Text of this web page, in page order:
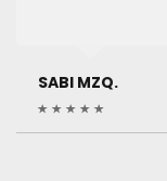
SABI MZQ.